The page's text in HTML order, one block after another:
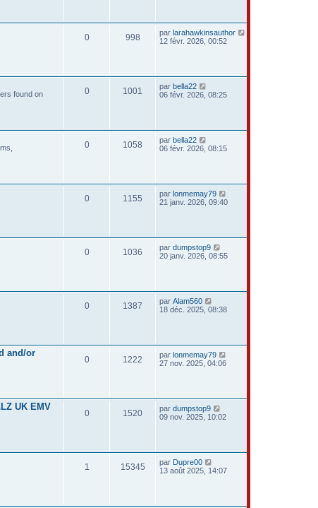
0 998 par larahawkinsauthor
12 févr. 2026, 00:52
found on
0 1001 par bella22
06 févr. 2026, 08:25
0 1058 par bella22
06 févr. 2026, 08:15
0 1155 par lonmemay79
21 janv. 2026, 09:40
0 1036 par dumpstop9
20 janv. 2026, 08:55
0 1387 par Alam560
18 déc. 2025, 08:38
and/or
0 1222 par lonmemay79
27 nov. 2025, 04:06
UK EMV
0 1520 par dumpstop9
09 nov. 2025, 10:02
1 15345 par Dupre00
13 août 2025, 14:07